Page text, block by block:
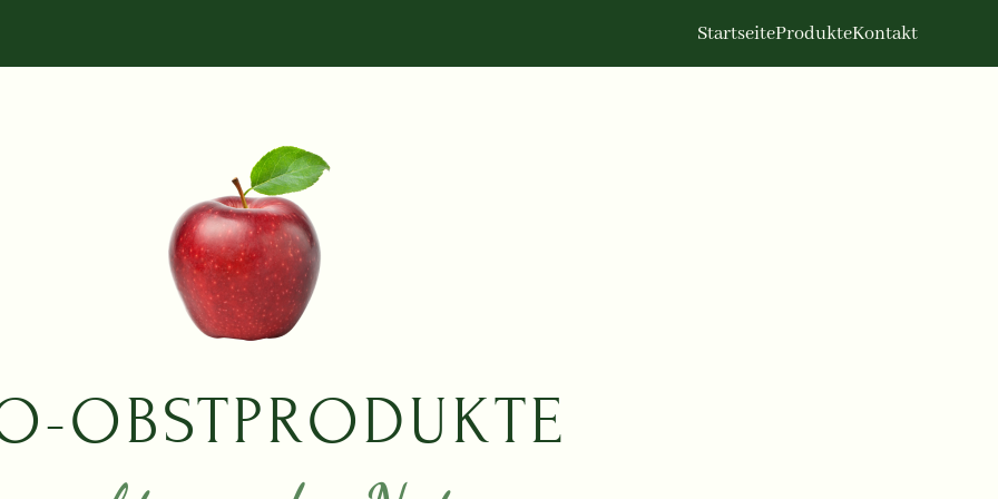
StartseiteProdukteKontakt
OBSTPRODUKTE